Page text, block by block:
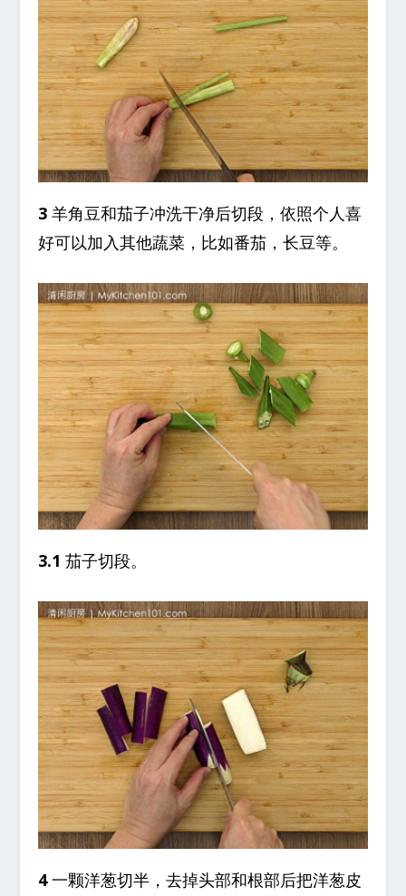
3 羊角豆和茄子冲洗干净后切段，依照个人喜
好可以加入其他蔬菜，比如番茄，长豆等。
3.1茄子切段。
4一颗洋葱切半，去掉头部和根部后把洋葱皮